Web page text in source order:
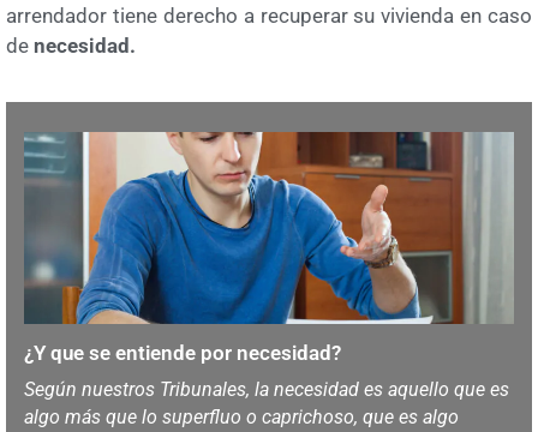
arrendador tiene derecho a recuperar su vivienda en caso
de necesidad.
¿Y que se entiende por necesidad?
Según nuestros Tribunales, la necesidad es aquello que es
algo más que lo superfluo o caprichoso, que es algo